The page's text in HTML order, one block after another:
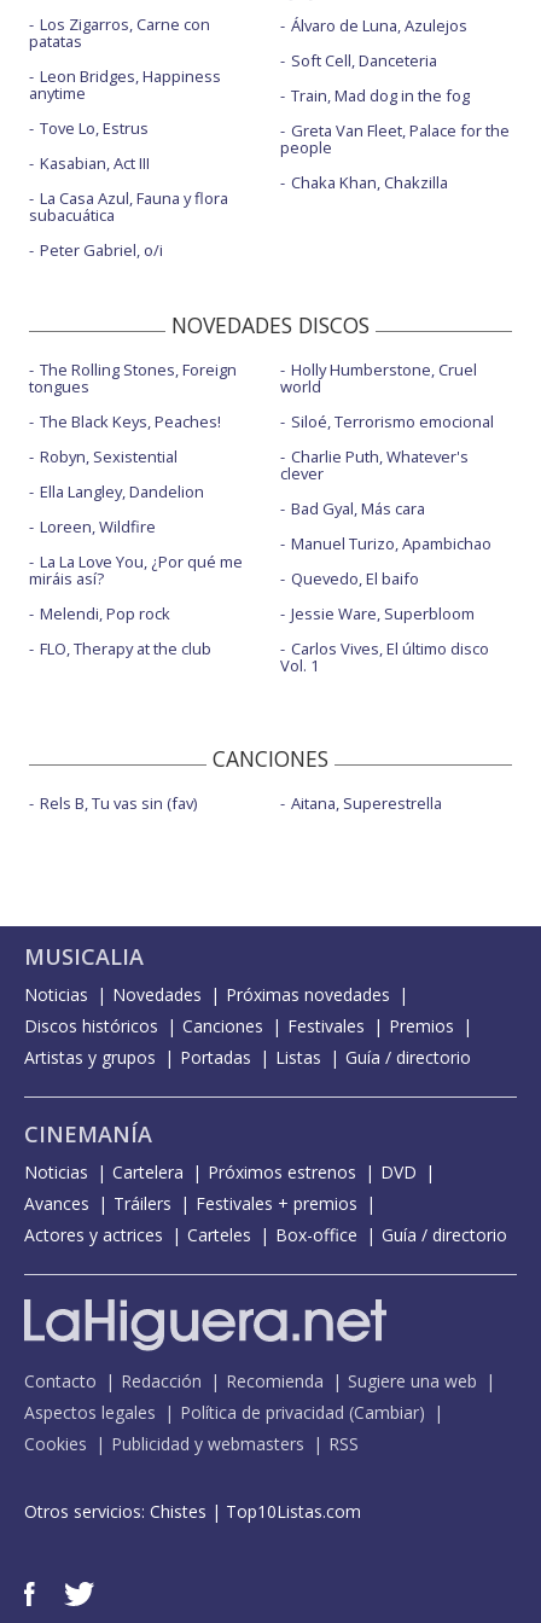
No hemos aprendido nada - TikTok Live
Los Zigarros, Carne con
patatas
Leon Bridges, Happiness
anytime
Tove Lo, Estrus
Kasabian, Act III
La Casa Azul, Fauna y flora
subacuática
Peter Gabriel, o/i
Álvaro de Luna, Azulejos
Soft Cell, Danceteria
Train, Mad dog in the fog
Greta Van Fleet, Palace for the
people
Chaka Khan, Chakzilla
NOVEDADES DISCOS
The Rolling Stones, Foreign
tongues
The Black Keys, Peaches!
Robyn, Sexistential
Ella Langley, Dandelion
Loreen, Wildfire
La La Love You, ¿Por qué me
miráis así?
Melendi, Pop rock
FLO, Therapy at the club
Holly Humberstone, Cruel
world
Siloé, Terrorismo emocional
Charlie Puth, Whatever's
clever
Bad Gyal, Más cara
Manuel Turizo, Apambichao
Quevedo, El baifo
Jessie Ware, Superbloom
Carlos Vives, El último disco
Vol. 1
CANCIONES
Rels B, Tu vas sin (fav) Aitana, Superestrella
MUSICALIA
Noticias Novedades
Próximas novedades
Discos históricos
Canciones Festivales
Premios
Artistas y grupos
Portadas Listas Guía / directorio
CINEMANÍA
Noticias Cartelera Próximos estrenos
DVD
Avances
Tráilers
Festivales + premios
Actores y actrices
Carteles Box-office Guía / directorio
Contacto Redacción Recomienda
Sugiere una web
Aspectos legales
Política de privacidad (Cambiar)
Cookies
Publicidad y webmasters RSS
Otros servicios: Chistes | Top10Listas.com